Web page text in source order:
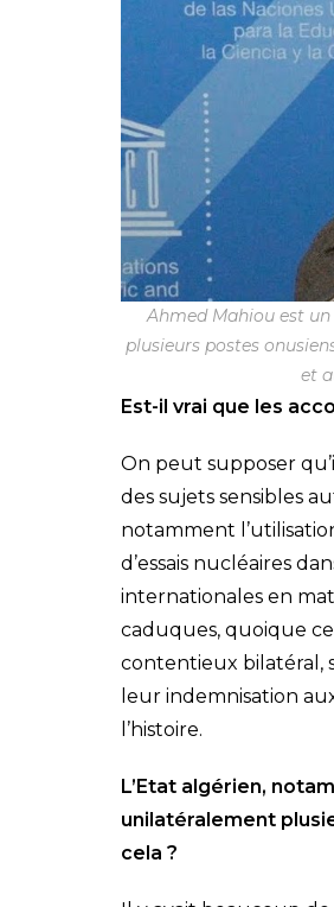
Ahmed Mahiou est
plusieurs postes
et
Est-il vrai que les
On peut supposer
des sujets sensibles
notamment
d’essais nucléaires
internationales en
caduques, quoique
contentieux bilatéral,
leur indemnisation
l’histoire.
L’Etat algérien,
unilatéralement
cela ?